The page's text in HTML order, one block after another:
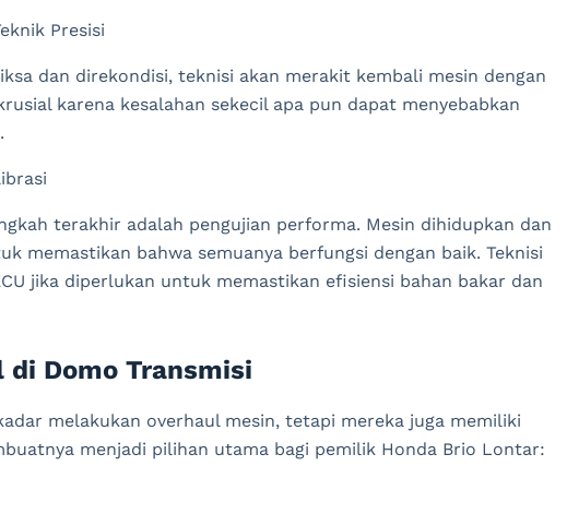
Presisi
dan direkondisi, teknisi akan merakit kembali mesin dengan
karena kesalahan sekecil apa pun dapat menyebabkan
terakhir adalah pengujian performa. Mesin dihidupkan dan
memastikan bahwa semuanya berfungsi dengan baik. Teknisi
jika diperlukan untuk memastikan efisiensi bahan bakar dan
di Domo Transmisi
melakukan overhaul mesin, tetapi mereka juga memiliki
menjadi pilihan utama bagi pemilik Honda Brio Lontar: